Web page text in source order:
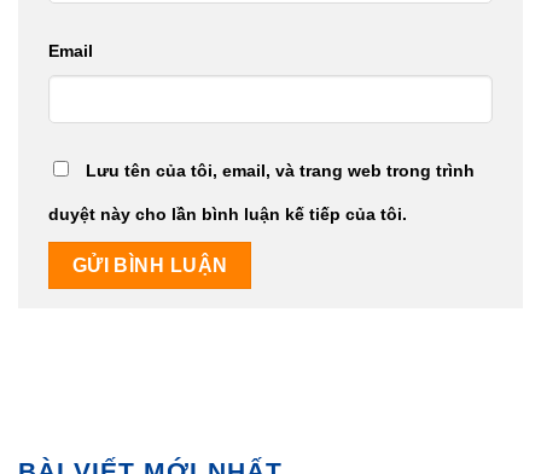
Email
Lưu tên của tôi, email, và trang web trong trình
duyệt này cho lần bình luận kế tiếp của tôi.